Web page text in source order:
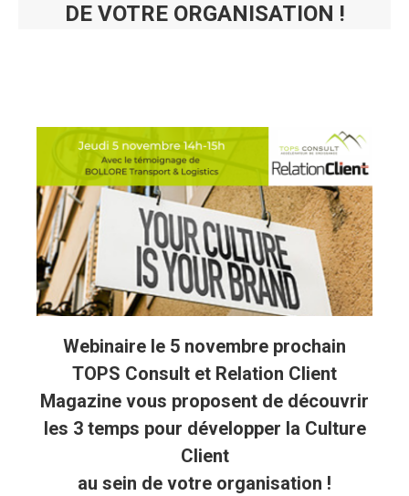
DE VOTRE ORGANISATION !
Webinaire le 5 novembre prochain
TOPS Consult et Relation Client
Magazine vous proposent de découvrir
les 3 temps pour développer la Culture
Client
au sein de votre organisation !